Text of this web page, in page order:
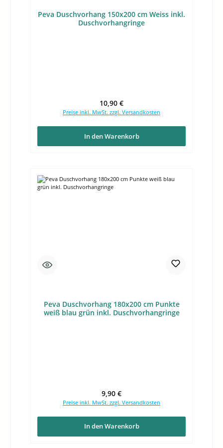
Peva Duschvorhang 150x200 cm Weiss inkl.
Duschvorhangringe
Regulärer Preis:
10,90 €
Preise inkl. MwSt. zzgl. Versandkosten
In den Warenkorb
Peva Duschvorhang 180x200 cm Punkte
weiß blau grün inkl. Duschvorhangringe
Regulärer Preis:
9,90 €
Preise inkl. MwSt. zzgl. Versandkosten
In den Warenkorb